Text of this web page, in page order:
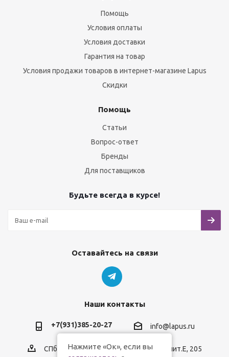
Помощь
Условия оплаты
Условия доставки
Гарантия на товар
Условия продажи товаров в интернет-магазине Lapus
Скидки
Помощь
Статьи
Вопрос-ответ
Бренды
Для поставщиков
Будьте всегда в курсе!
Оставайтесь на связи
Наши контакты
+7(931)385-20-27 info@lapus.ru
СПб, пр.Обуховской Обороны, д.116, лит.Е, 205
Нажмите «Ок», если вы